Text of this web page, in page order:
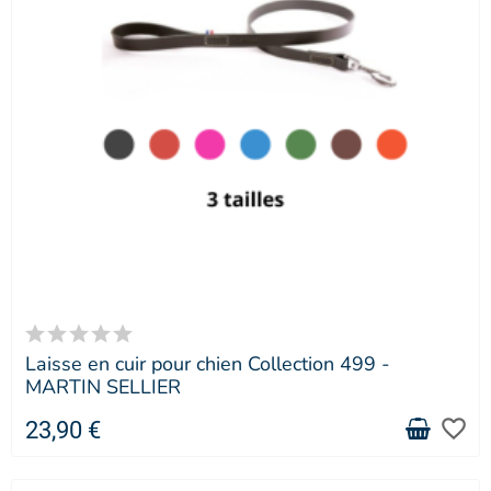
Laisse en cuir pour chien Collection 499 -
MARTIN SELLIER
23,90 € favorite_border